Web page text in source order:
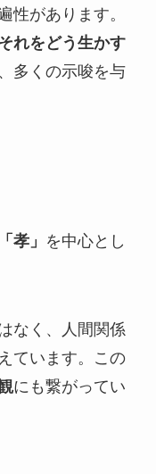
性があります。
れをどう生かす
多くの示唆を与
「孝」 を中心とし
なく、人間関係
ています。この
にも繋がってい